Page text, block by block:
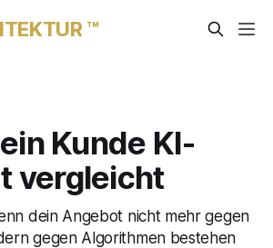
™
Kunde KI-
vergleicht
dein Angebot nicht mehr gegen
gegen Algorithmen bestehen